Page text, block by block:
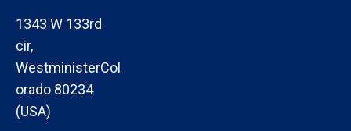
1343 W 133rd
cir,
WestministerCol
orado 80234
(USA)